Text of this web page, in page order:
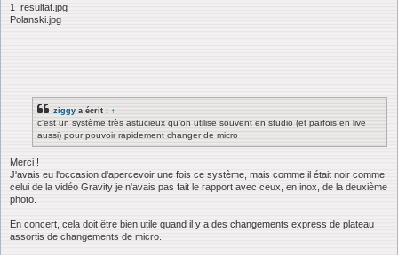
1_resultat.jpg
Polanski.jpg
ziggy a écrit : ↑
c'est un système très astucieux qu'on utilise souvent en studio (et parfois en live
aussi) pour pouvoir rapidement changer de micro
Merci !
J'avais eu l'occasion d'apercevoir une fois ce système, mais comme il était noir comme
celui de la vidéo Gravity je n'avais pas fait le rapport avec ceux, en inox, de la deuxième
photo.
En concert, cela doit être bien utile quand il y a des changements express de plateau
assortis de changements de micro.